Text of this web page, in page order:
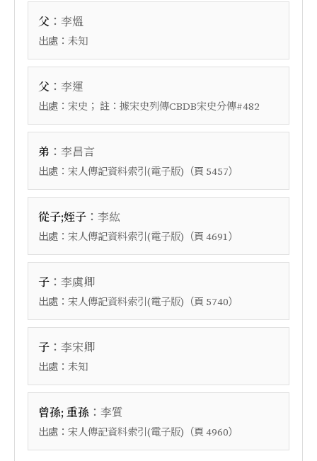
父 ： 李熅
出處： 未知
父 ： 李運
出處： 宋史 ； 註： 據宋史列傳CBDB宋史分傳#482
弟 ： 李昌言
出處： 宋人傳記資料索引(電子版) （頁 5457）
從子;姪子 ： 李紘
出處： 宋人傳記資料索引(電子版) （頁 4691）
子 ： 李虞卿
出處： 宋人傳記資料索引(電子版) （頁 5740）
子 ： 李宋卿
出處： 未知
曾孫; 重孫 ： 李質
出處： 宋人傳記資料索引(電子版) （頁 4960）